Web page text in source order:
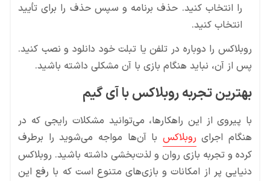
را انتخاب کنید. حذف برنامه و سپس حذف را برای تأیید
انتخاب کنید.
روبلاکس را دوباره در تلفن یا تبلت خود دانلود و نصب کنید.
پس از آن، نباید هنگام بازی با آن مشکلی داشته باشید.
بهترین تجربه روبلاکس با آی گیم
با پیروی از این راهکارها، می‌توانید مشکلات رایجی که در
هنگام اجرای روبلاکس با آن‌ها مواجه می‌شوید را برطرف
کرده و تجربه بازی روان و لذت‌بخشی داشته باشید. روبلاکس
دنیایی پر از امکانات و بازی‌های متنوع است که با رفع این